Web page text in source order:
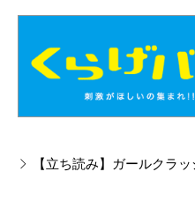
【立ち読み】ガールクラ